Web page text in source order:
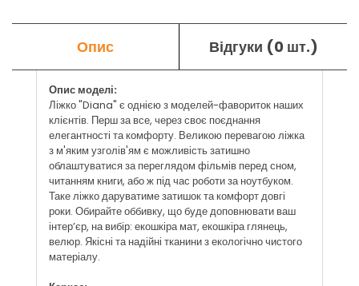
Опис Відгуки (0 шт.)
Опис моделі:
Ліжко "Diana" є однією з моделей-фавориток наших
клієнтів. Перш за все, через своє поєднання
елегантності та комфорту. Великою перевагою ліжка
з м'яким узголів'ям є можливість затишно
облаштуватися за переглядом фільмів перед сном,
читанням книги, або ж під час роботи за ноутбуком.
Таке ліжко даруватиме затишок та комфорт довгі
роки. Обирайте оббивку, що буде доповнювати ваш
інтер’єр, на вибір: екошкіра мат, екошкіра глянець,
велюр. Якісні та надійні тканини з екологічно чистого
матеріалу.